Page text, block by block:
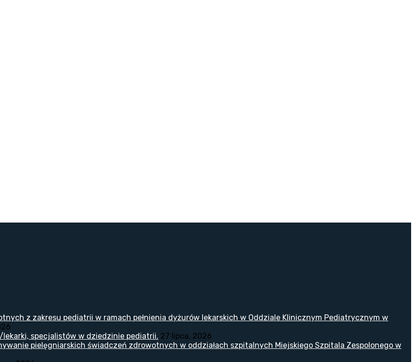
z zakresu pediatrii w ramach pełnienia dyżurów lekarskich w Oddziale Klinicznym Pediatrycznym w
specjalistów w dziedzinie pediatrii. 27 lipca, 2026
pielęgniarskich świadczeń zdrowotnych w oddziałach szpitalnych Miejskiego Szpitala Zespolonego w